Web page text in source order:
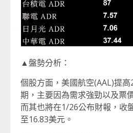
▲盤勢分析：
個股方面，美國航空(AAL)提
期，主要因為需求強勁以及票
而其也將在1/26公布財報，收
至16.83美元。